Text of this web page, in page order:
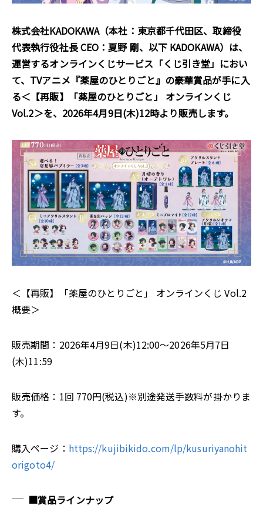
株式会社KADOKAWA（本社：東京都千代田区、取締役
代表執行役社長 CEO：夏野 剛、以下 KADOKAWA）は、
運営するオンラインくじサービス「くじ引き堂」におい
て、TVアニメ『薬屋のひとりごと』の豪華賞品が手に入
る＜【再販】「薬屋のひとりごと」 オンラインくじ
Vol.2＞を、2026年4月9日(木)12時より販売します。
＜【再販】「薬屋のひとりごと」 オンラインくじ Vol.2
概要＞
販売期間：2026年4月9日(木)12:00～2026年5月7日
(木)11:59
販売価格：1回 770円(税込)※別途発送手数料が掛かりま
す。
購入ページ： https://kujibikido.com/lp/kusuriyanohit
origoto4/
■賞品ラインナップ